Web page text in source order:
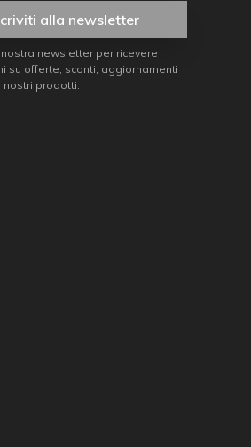
alla newsletter
newsletter per ricevere
su offerte, sconti, aggiornamenti
nostri prodotti.